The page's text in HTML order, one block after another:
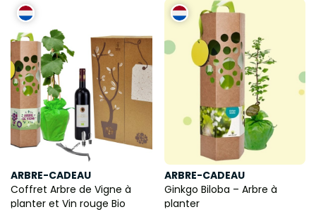
ARBRE-CADEAU
Coffret Arbre de Vigne à
planter et Vin rouge Bio
ARBRE-CADEAU
Ginkgo Biloba – Arbre à
planter